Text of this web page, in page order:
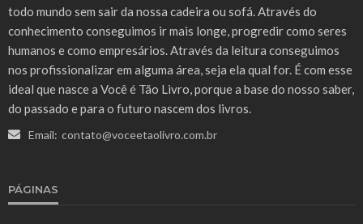
todo mundo sem sair da nossa cadeira ou sofá. Através do
conhecimento conseguimos ir mais longe, progredir como seres
humanos e como empresários. Através da leitura conseguimos
nos profissionalizar em alguma área, seja ela qual for. É com esse
ideal que nasce a Você é Tão Livro, porque a base do nosso saber,
do passado e para o futuro nascem dos livros.
Email: contato@voceetaolivro.com.br
PÁGINAS